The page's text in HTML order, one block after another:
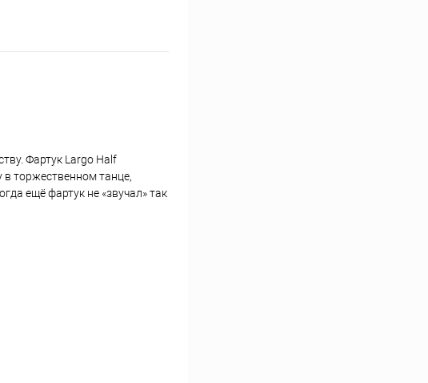
Фартук Largo Half
в торжественном танце,
ещё фартук не «звучал» так